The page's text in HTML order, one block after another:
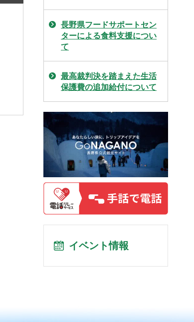
長野県フードサポートセン
ターによる食料支援につい
て
最高裁判決を踏まえた生活
保護費の追加給付について
イベント情報